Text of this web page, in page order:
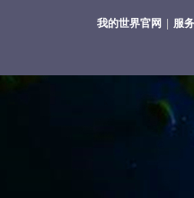
我的世界官网 服